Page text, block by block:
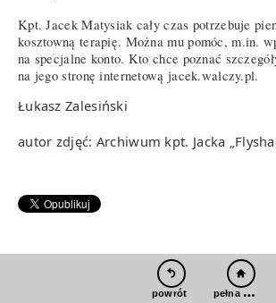
Kpt. Jacek Matysiak cały czas potrzebuje
kosztowną terapię. Można mu pomóc, m.in.
na specjalne konto. Kto chce poznać
na jego stronę internetową jacek.walczy.pl.
Łukasz Zalesiński
autor zdjęć: Archiwum kpt. Jacka
powrót pełna wersja